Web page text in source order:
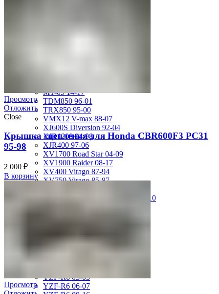
MT-09 14-17
TDM850 96-01
TRX850 95-00
VMX12 V-max 88-07
XJ600S Diversion 92-04
XJR1200 94-98
XJR400 97-06
XV1700 Road Star 04-09
XV1900 Raider 08-17
XV400 Virago 87-94
XV750 Virago 85-87
XVZ1300 Royal Star Venture 01-10
YZF-R1 07-08
YZF-R1 09-14
YZF-R6 03-05
YZF-R6 06-07
Просмотр
Отложить
Close
Крышка сцепления для Honda CBR600F3 PC31
95-98
2 000 ₽
В корзину
Просмотр